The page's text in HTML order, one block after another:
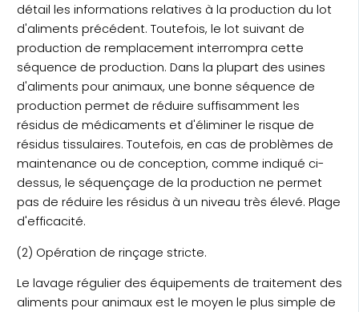
détail les informations relatives à la production du lot
d'aliments précédent. Toutefois, le lot suivant de
production de remplacement interrompra cette
séquence de production. Dans la plupart des usines
d'aliments pour animaux, une bonne séquence de
production permet de réduire suffisamment les
résidus de médicaments et d'éliminer le risque de
résidus tissulaires. Toutefois, en cas de problèmes de
maintenance ou de conception, comme indiqué ci-
dessus, le séquençage de la production ne permet
pas de réduire les résidus à un niveau très élevé. Plage
d'efficacité.
(2) Opération de rinçage stricte.
Le lavage régulier des équipements de traitement des
aliments pour animaux est le moyen le plus simple de